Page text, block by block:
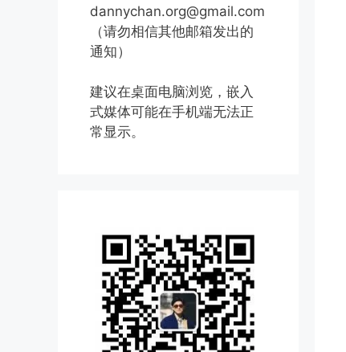
dannychan.org@gmail.com
（请勿相信其他邮箱发出的
通知）
建议在桌面电脑浏览，嵌入
式媒体可能在手机端无法正
常显示。